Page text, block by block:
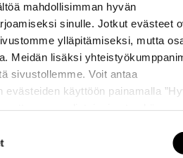
mahdollisimman hyvän
sinulle. Jotkut evästeet
ylläpitämiseksi, mutta
Meidän lisäksi
sivustollemme. Voit antaa
evästeiden käyttöön painamalla